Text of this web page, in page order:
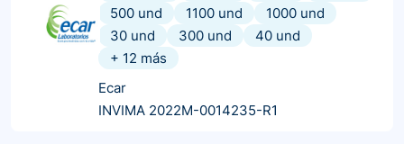
500 und
1100 und
1000 und
30 und
300 und
40 und
+ 12 más
Ecar
INVIMA 2022M-0014235-R1